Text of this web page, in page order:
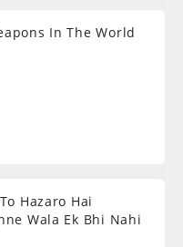
In The World
Hazaro Hai
Wala Ek Bhi Nahi